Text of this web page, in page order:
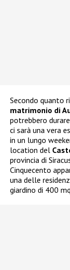
Secondo quanto
matrimonio di
potrebbero
ci sarà una vera
in un lungo
location del
provincia di
Cinquecento
una delle
giardino di 400